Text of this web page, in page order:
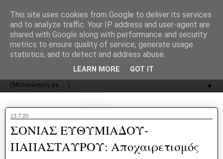
ΟΔΟΣ
▼
13.7.20
ΣΟΝΙΑΣ ΕΥΘΥΜΙΑΔΟΥ-
ΠΑΠΑΣΤΑΥΡΟΥ: Αποχαιρετισμός
This site uses cookies from Google to deliver its services
and to analyze traffic. Your IP address and user-agent are
shared with Google along with performance and security
metrics to ensure quality of service, generate usage
statistics, and to detect and address abuse.
LEARN MORE GOT IT